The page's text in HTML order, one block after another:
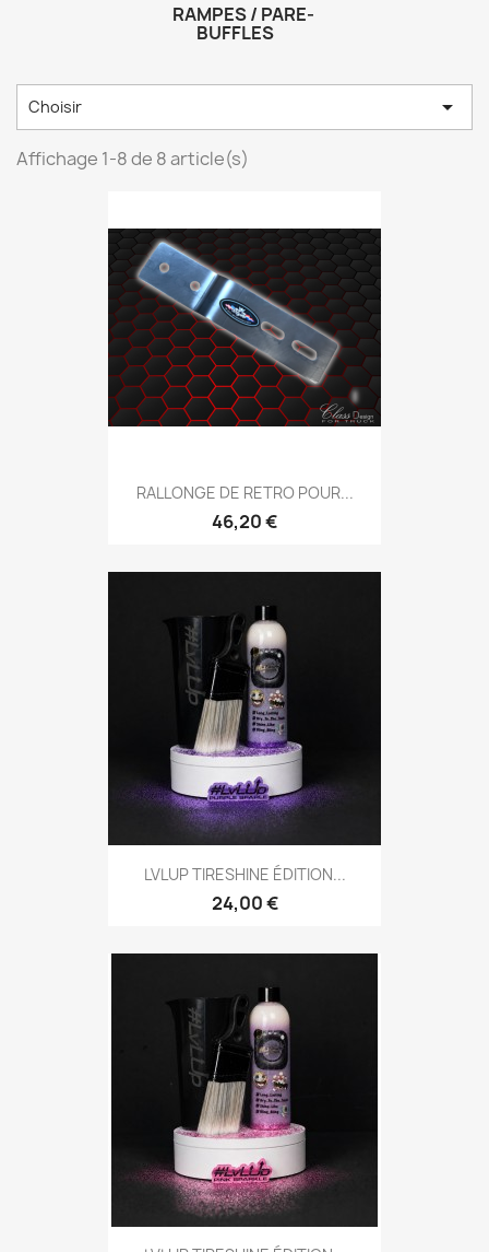
RAMPES / PARE-
BUFFLES
Choisir 
Affichage 1-8 de 8 article(s)
RALLONGE DE RETRO POUR...
46,20 €
LVLUP TIRESHINE ÉDITION...
24,00 €